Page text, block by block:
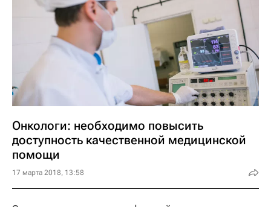
Онкологи: необходимо повысить
доступность качественной медицинской
помощи
17 марта 2018, 13:58